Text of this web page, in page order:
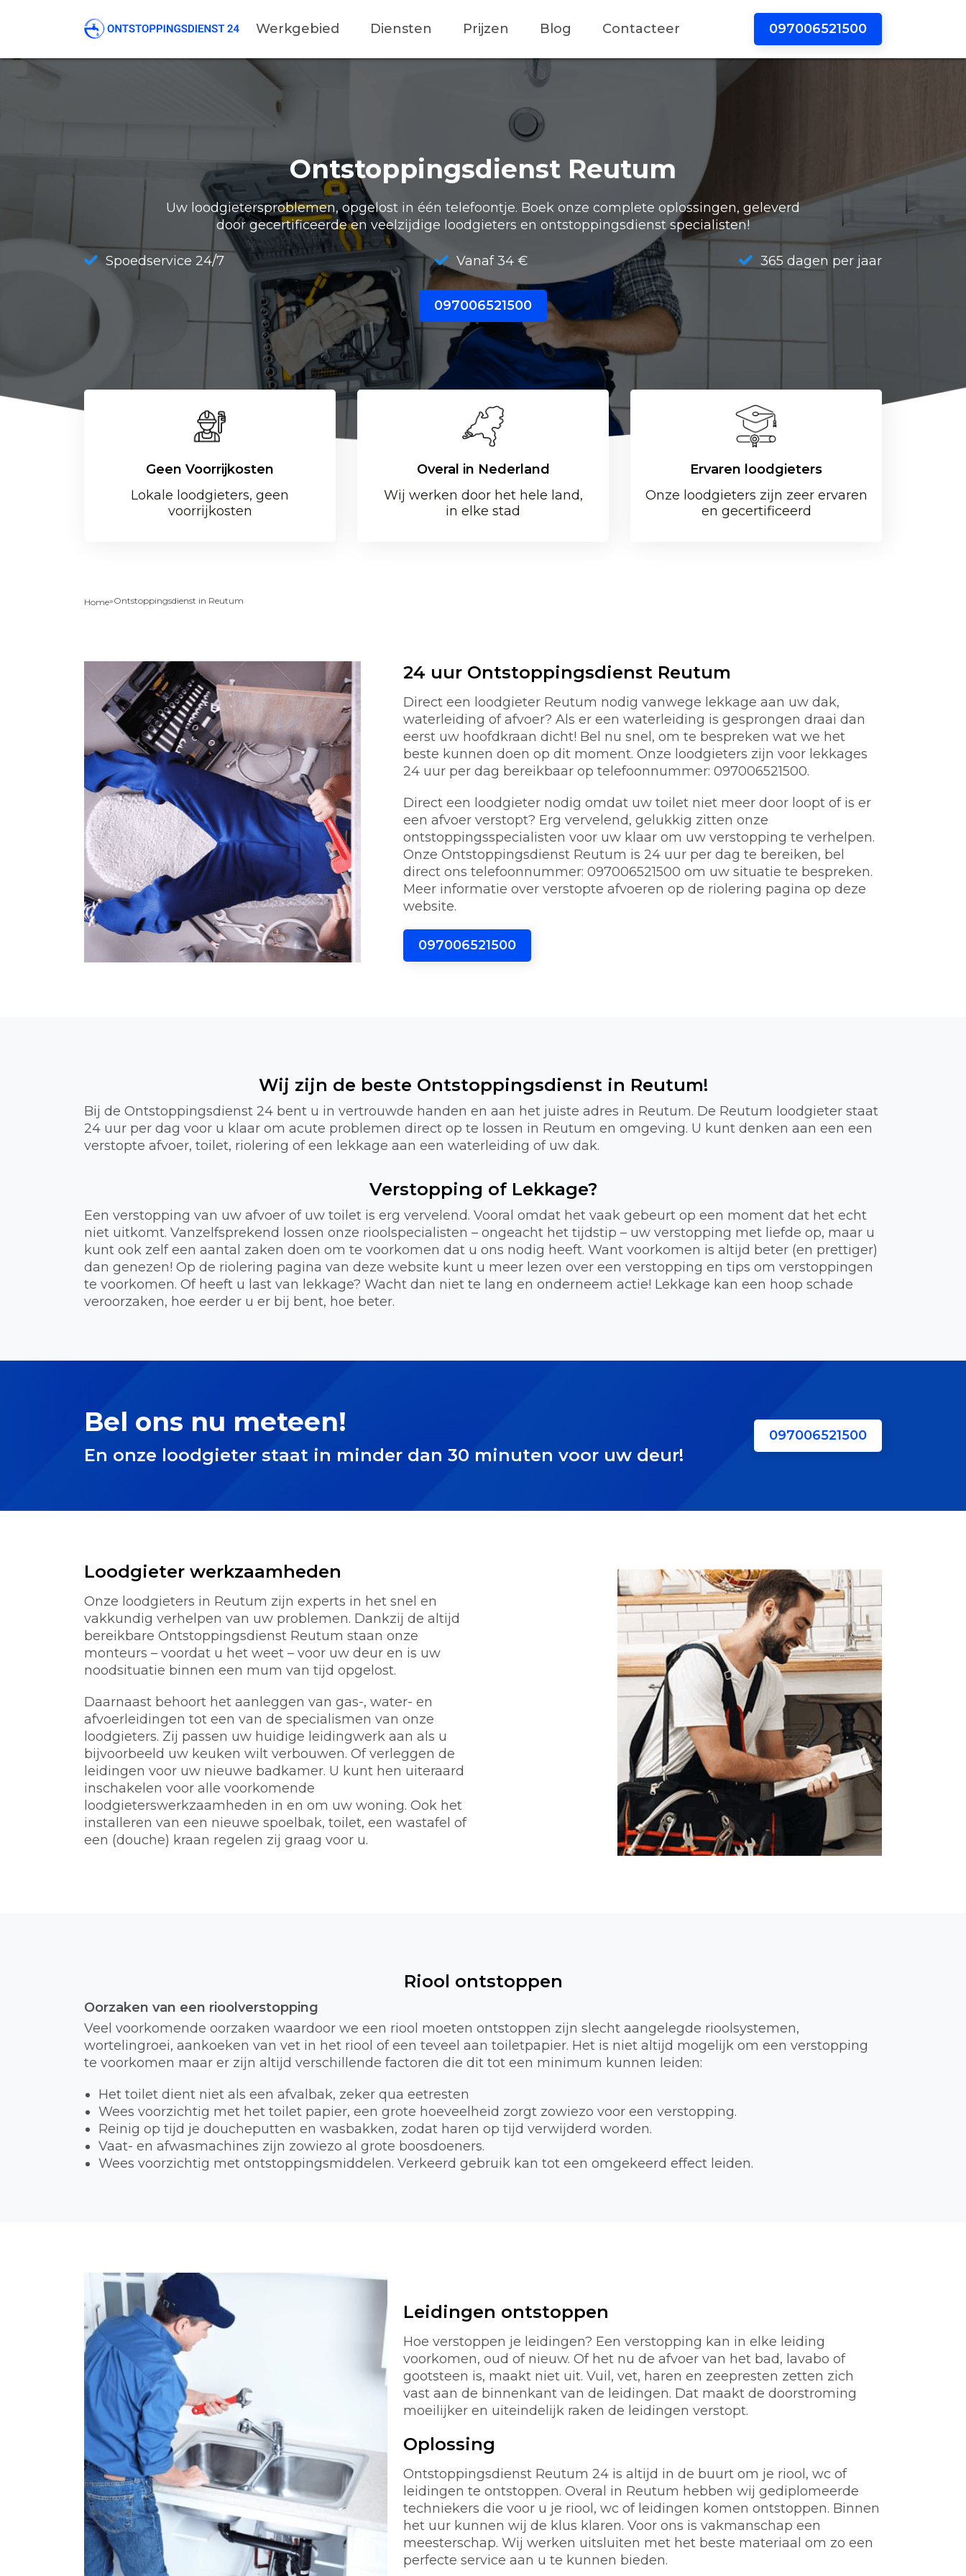
097006521500
Werkgebied Diensten Prijzen Blog Contacteer
Ontstoppingsdienst Reutum
Uw loodgietersproblemen, opgelost in één telefoontje. Boek onze complete oplossingen, geleverd
door gecertificeerde en veelzijdige loodgieters en ontstoppingsdienst specialisten!
Spoedservice 24/7 Vanaf 34 € 365 dagen per jaar
097006521500
Geen Voorrijkosten
Lokale loodgieters, geen
voorrijkosten
Overal in Nederland
Wij werken door het hele land,
in elke stad
Ervaren loodgieters
Onze loodgieters zijn zeer ervaren
en gecertificeerd
Home»Ontstoppingsdienst in Reutum
24 uur Ontstoppingsdienst Reutum
Direct een loodgieter Reutum nodig vanwege lekkage aan uw dak,
waterleiding of afvoer? Als er een waterleiding is gesprongen draai dan
eerst uw hoofdkraan dicht! Bel nu snel, om te bespreken wat we het
beste kunnen doen op dit moment. Onze loodgieters zijn voor lekkages
24 uur per dag bereikbaar op telefoonnummer: 097006521500.
Direct een loodgieter nodig omdat uw toilet niet meer door loopt of is er
een afvoer verstopt? Erg vervelend, gelukkig zitten onze
ontstoppingsspecialisten voor uw klaar om uw verstopping te verhelpen.
Onze Ontstoppingsdienst Reutum is 24 uur per dag te bereiken, bel
direct ons telefoonnummer: 097006521500 om uw situatie te bespreken.
Meer informatie over verstopte afvoeren op de riolering pagina op deze
website.
097006521500
Wij zijn de beste Ontstoppingsdienst in Reutum!
Bij de Ontstoppingsdienst 24 bent u in vertrouwde handen en aan het juiste adres in Reutum. De Reutum loodgieter staat
24 uur per dag voor u klaar om acute problemen direct op te lossen in Reutum en omgeving. U kunt denken aan een een
verstopte afvoer, toilet, riolering of een lekkage aan een waterleiding of uw dak.
Verstopping of Lekkage?
Een verstopping van uw afvoer of uw toilet is erg vervelend. Vooral omdat het vaak gebeurt op een moment dat het echt
niet uitkomt. Vanzelfsprekend lossen onze rioolspecialisten – ongeacht het tijdstip – uw verstopping met liefde op, maar u
kunt ook zelf een aantal zaken doen om te voorkomen dat u ons nodig heeft. Want voorkomen is altijd beter (en prettiger)
dan genezen! Op de riolering pagina van deze website kunt u meer lezen over een verstopping en tips om verstoppingen
te voorkomen. Of heeft u last van lekkage? Wacht dan niet te lang en onderneem actie! Lekkage kan een hoop schade
veroorzaken, hoe eerder u er bij bent, hoe beter.
Bel ons nu meteen!
En onze loodgieter staat in minder dan 30 minuten voor uw deur!
097006521500
Loodgieter werkzaamheden
Onze loodgieters in Reutum zijn experts in het snel en
vakkundig verhelpen van uw problemen. Dankzij de altijd
bereikbare Ontstoppingsdienst Reutum staan onze
monteurs – voordat u het weet – voor uw deur en is uw
noodsituatie binnen een mum van tijd opgelost.
Daarnaast behoort het aanleggen van gas-, water- en
afvoerleidingen tot een van de specialismen van onze
loodgieters. Zij passen uw huidige leidingwerk aan als u
bijvoorbeeld uw keuken wilt verbouwen. Of verleggen de
leidingen voor uw nieuwe badkamer. U kunt hen uiteraard
inschakelen voor alle voorkomende
loodgieterswerkzaamheden in en om uw woning. Ook het
installeren van een nieuwe spoelbak, toilet, een wastafel of
een (douche) kraan regelen zij graag voor u.
Riool ontstoppen
Oorzaken van een rioolverstopping
Veel voorkomende oorzaken waardoor we een riool moeten ontstoppen zijn slecht aangelegde rioolsystemen,
wortelingroei, aankoeken van vet in het riool of een teveel aan toiletpapier. Het is niet altijd mogelijk om een verstopping
te voorkomen maar er zijn altijd verschillende factoren die dit tot een minimum kunnen leiden:
Het toilet dient niet als een afvalbak, zeker qua eetresten
Wees voorzichtig met het toilet papier, een grote hoeveelheid zorgt zowiezo voor een verstopping.
Reinig op tijd je doucheputten en wasbakken, zodat haren op tijd verwijderd worden.
Vaat- en afwasmachines zijn zowiezo al grote boosdoeners.
Wees voorzichtig met ontstoppingsmiddelen. Verkeerd gebruik kan tot een omgekeerd effect leiden.
Leidingen ontstoppen
Hoe verstoppen je leidingen? Een verstopping kan in elke leiding
voorkomen, oud of nieuw. Of het nu de afvoer van het bad, lavabo of
gootsteen is, maakt niet uit. Vuil, vet, haren en zeepresten zetten zich
vast aan de binnenkant van de leidingen. Dat maakt de doorstroming
moeilijker en uiteindelijk raken de leidingen verstopt.
Oplossing
Ontstoppingsdienst Reutum 24 is altijd in de buurt om je riool, wc of
leidingen te ontstoppen. Overal in Reutum hebben wij gediplomeerde
techniekers die voor u je riool, wc of leidingen komen ontstoppen. Binnen
het uur kunnen wij de klus klaren. Voor ons is vakmanschap een
meesterschap. Wij werken uitsluiten met het beste materiaal om zo een
perfecte service aan u te kunnen bieden.